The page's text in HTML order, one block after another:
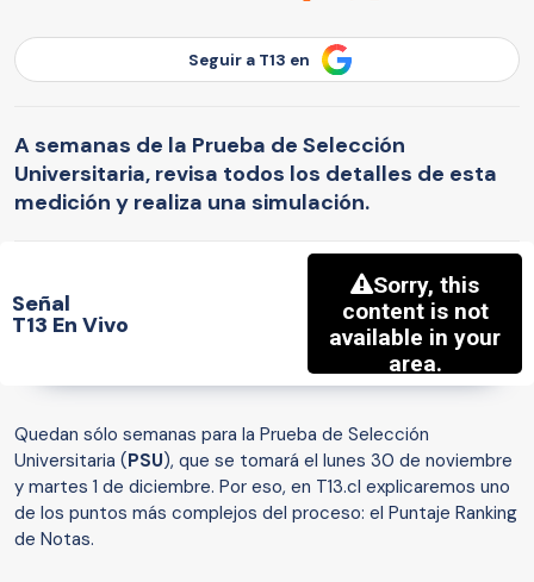
Seguir a T13 en
A semanas de la Prueba de Selección
Universitaria, revisa todos los detalles de esta
medición y realiza una simulación.
Señal
T13 En Vivo
Quedan sólo semanas para la Prueba de Selección
Universitaria (PSU), que se tomará el lunes 30 de noviembre
y martes 1 de diciembre. Por eso, en T13.cl explicaremos uno
de los puntos más complejos del proceso: el Puntaje Ranking
de Notas.